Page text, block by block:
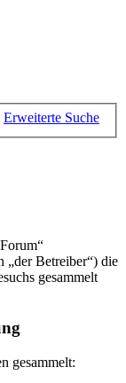
Erweiterte Suche
„der Betreiber“) die
gesammelt
gesammelt: